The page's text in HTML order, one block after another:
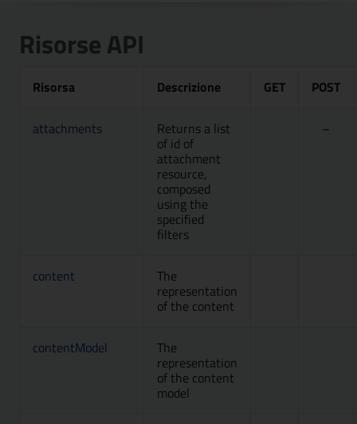
Risorse API
Risorsa Descrizione GET POST
attachments Returns a list
of id of
attachment
resource,
composed
using the
specified
filters
Attivo, –
content The
representation
of the content
contentModel The
representation
of the content
model